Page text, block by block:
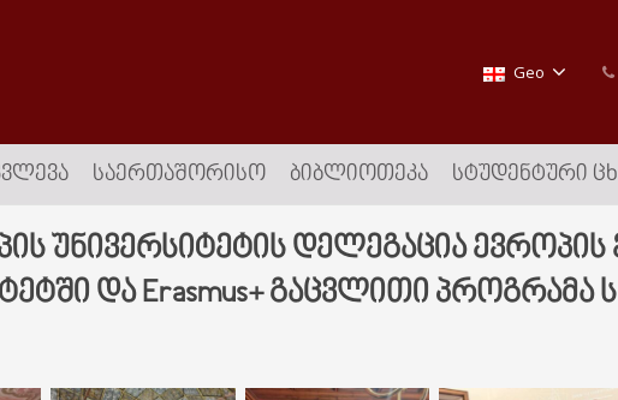
Geo
ᲡᲐᲔᲠᲗᲐᲨᲝᲠᲘᲡᲝ ᲑᲘᲑᲚᲘᲝᲗᲔᲙᲐ ᲡᲢᲣᲓᲔᲜᲢᲣᲠᲘ
უნივერსიტეტის დელეგაცია
და Erasmus+ გაცვლითი პროგრამა